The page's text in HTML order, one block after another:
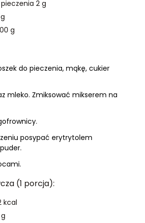
2 g
g
do pieczenia, mąkę, cukier
mleko. Zmiksować mikserem na
posypać erytrytolem
(1 porcja):
kcal